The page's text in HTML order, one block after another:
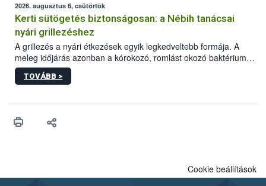
érésű szőlőkben is legyen lehetőség a károsító elleni további
védekezésre. Az Oroganic készítmény kis kiszerelésben kiskerti
felhasználók számára is elérhető és ökológiai termesztésben is
engedélyezett.
2026. augusztus 6, csütörtök
Kerti sütögetés biztonságosan: a Nébih tanácsai
nyári grillezéshez
A grillezés a nyári étkezések egyik legkedveltebb formája. A
meleg időjárás azonban a kórokozó, romlást okozó baktériumok
gyorsabb szaporodásának is kedvez. A szabadtéri sütögetés
ezért nem csupán a megfelelő sütési technikáról szól: legalább
higiéniai szabályok betartása, a megfelelő hőkezelés, valamint a
biztonsági Hivatal (Nébih) Oktatási Programja összegyűjtötte a
TOVÁBB >
Cookie beállítások